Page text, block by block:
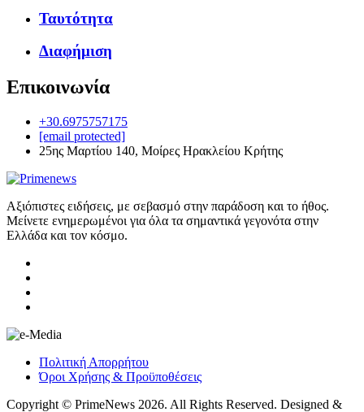
Ταυτότητα
Διαφήμιση
Επικοινωνία
+30.6975757175
[email protected]
25ης Μαρτίου 140, Μοίρες Ηρακλείου Κρήτης
Αξιόπιστες ειδήσεις, με σεβασμό στην παράδοση και το ήθος.
Μείνετε ενημερωμένοι για όλα τα σημαντικά γεγονότα στην
Ελλάδα και τον κόσμο.
Πολιτική Απορρήτου
Όροι Χρήσης & Προϋποθέσεις
Copyright © PrimeNews 2026. All Rights Reserved. Designed &